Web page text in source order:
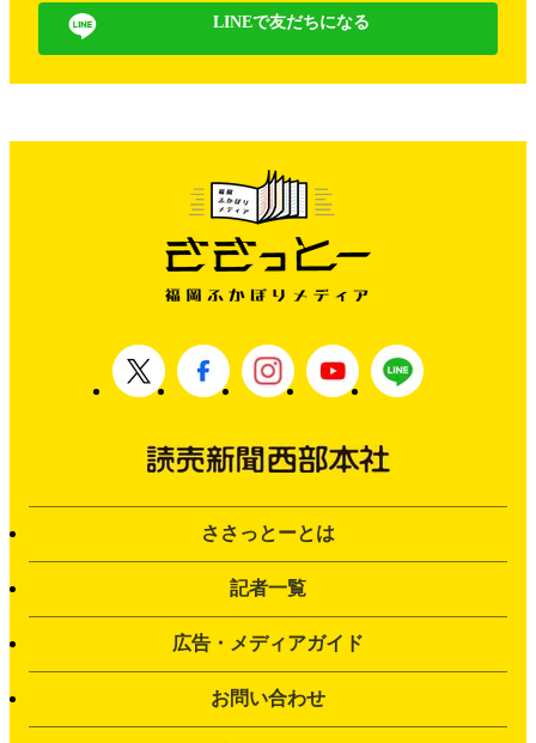
LINEで友だちになる
ささっとーとは
記者一覧
広告・メディアガイド
お問い合わせ